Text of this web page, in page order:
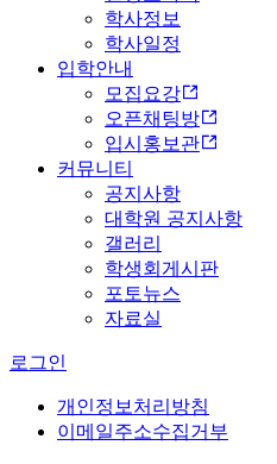
학사정보
학사일정
입학안내
모집요강
오픈채팅방
입시홍보관
커뮤니티
공지사항
대학원 공지사항
갤러리
학생회게시판
포토뉴스
자료실
로그인
개인정보처리방침
이메일주소수집거부